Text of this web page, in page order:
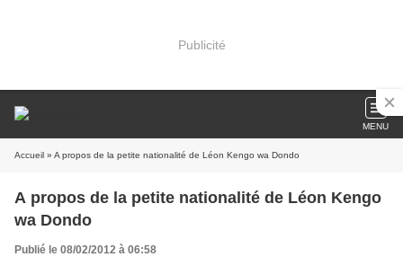
Publicité
MENU
Accueil » A propos de la petite nationalité de Léon Kengo wa Dondo
A propos de la petite nationalité de Léon Kengo
wa Dondo
Publié le 08/02/2012 à 06:58